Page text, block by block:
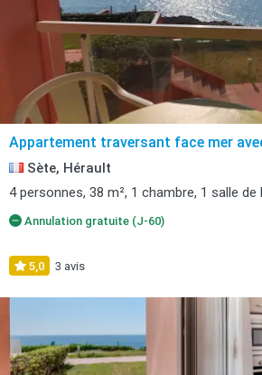
Appartement traversant face mer
Sète, Hérault
4 personnes, 38 m², 1 chambre, 1 salle de
Annulation gratuite (J-60)
5,0 3 avis